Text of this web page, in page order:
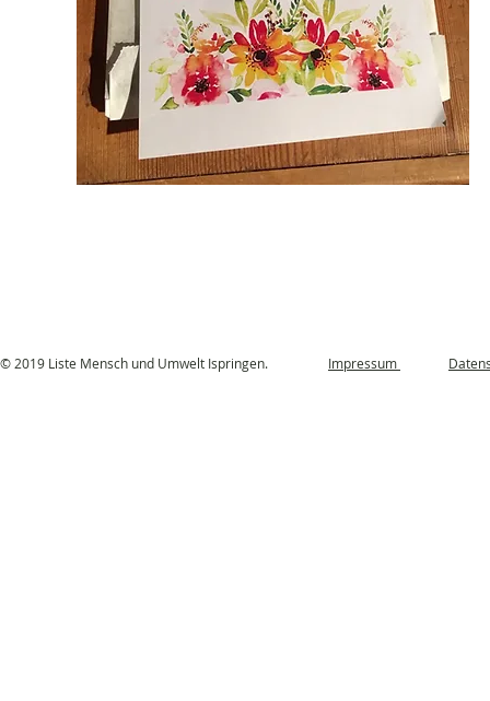
© 2019 Liste Mensch und Umwelt Ispringen. Impressum